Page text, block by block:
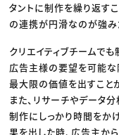
タントに制作を繰り返す
の連携が円滑なのが強み
クリエイティブチームで
広告主様の要望を可能な
最大限の価値を出すこと
また、リサーチやデータ
制作にしっかり時間をか
果を出した時、広告主か